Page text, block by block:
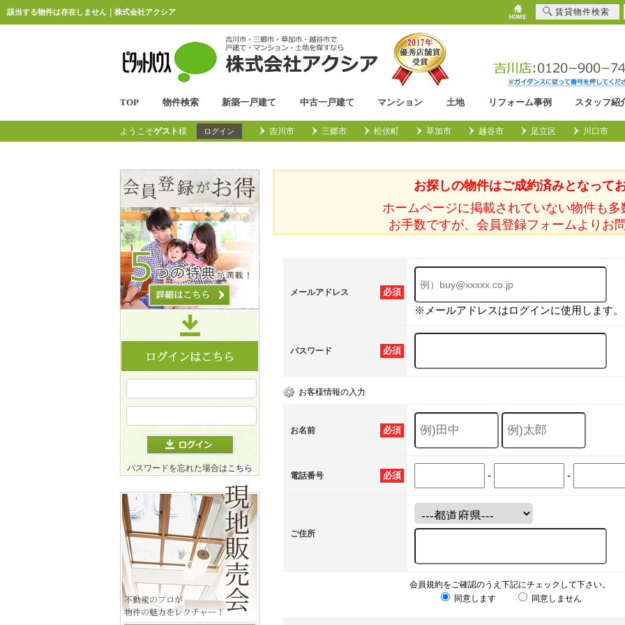
該当する物件は存在しません｜株式会社アクシア
TOP 物件検索 新築一戸建て 中古一戸建て マンション 土地 リフォーム事例 スタッフ紹
ようこそゲスト様 ログイン 吉川市 三郷市 松伏町 草加市 越谷市 足立区 川口市
お探しの物件はご成約済みとなってお
ホームページに掲載されていない物件も多
お手数ですが、会員登録フォームよりお
必須
メールアドレス
※メールアドレスはログインに使用します。
必須
パスワード
お客様情報の入力
必須
お名前
必須
電話番号 - -
ご住所
会員規約をご確認のうえ下記にチェックして下さい。
同意します
同意しません
パスワードを忘れた場合はこちら
賃貸物件検索